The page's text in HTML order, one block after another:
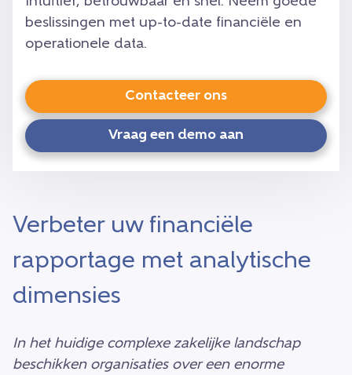
beslissingen met up-to-date financiële en
operationele data.
Contacteer ons
Vraag een demo aan
Verbeter uw financiële
rapportage met analytische
dimensies
In het huidige complexe zakelijke landschap
beschikken organisaties over een enorme